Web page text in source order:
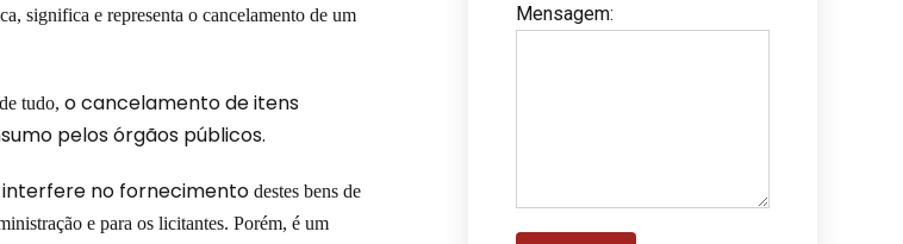
significa e representa o cancelamento de um
tudo,o cancelamento de itens
pelos órgãos públicos.
interfere no fornecimento destes bens de
e para os licitantes. Porém, é um
Mensagem: